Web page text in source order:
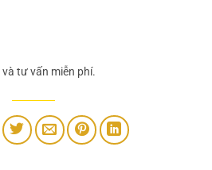
tư vấn miễn phí.